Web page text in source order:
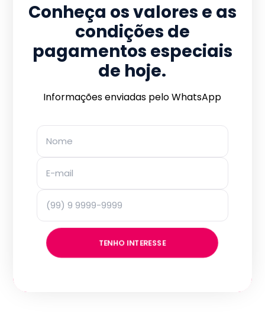
Conheça os valores e as
condições de
pagamentos especiais
de hoje.
Informações enviadas pelo WhatsApp
TENHO INTERESSE